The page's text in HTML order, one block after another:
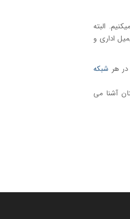
البته
اداری و
هر شبکه
آشنا می‌